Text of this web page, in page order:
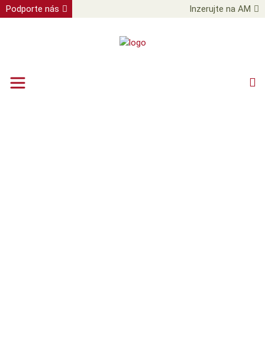
Podporte nás Inzerujte na AM